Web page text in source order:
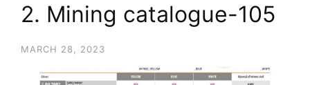
2. Mining catalogue-105
MARCH 28, 2023